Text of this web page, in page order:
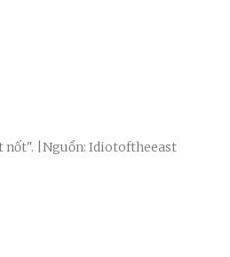
nốt". |Nguồn: Idiotoftheeast